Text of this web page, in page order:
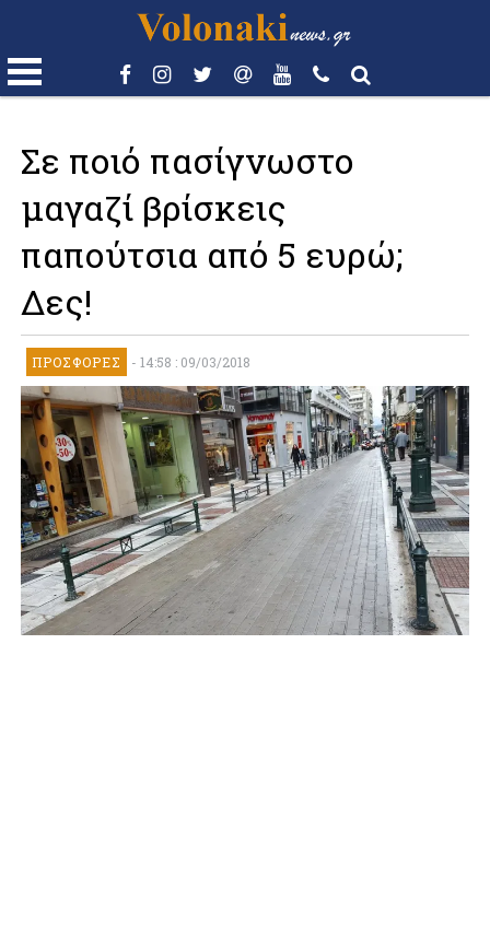
Σε ποιό πασίγνωστο
μαγαζί βρίσκεις
παπούτσια από 5 ευρώ;
Δες!
ΠΡΟΣΦΟΡΈΣ - 14:58 : 09/03/2018